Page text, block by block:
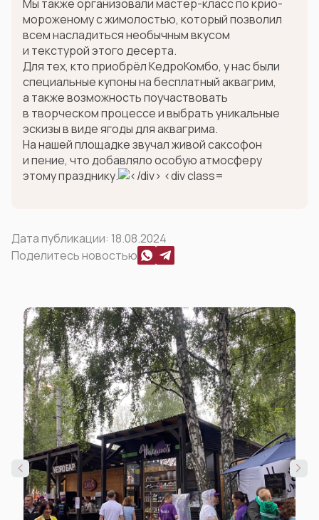
Мы также организовали мастер-класс по крио-
мороженому с жимолостью, который позволил
всем насладиться необычным вкусом
и текстурой этого десерта.
Для тех, кто приобрёл КедроКомбо, у нас были
специальные купоны на бесплатный аквагрим,
а также возможность поучаствовать
в творческом процессе и выбрать уникальные
эскизы в виде ягоды для аквагрима.
На нашей площадке звучал живой саксофон
и пение, что добавляло особую атмосферу
этому празднику.
Дата публикации: 18.08.2024
Поделитесь новостью